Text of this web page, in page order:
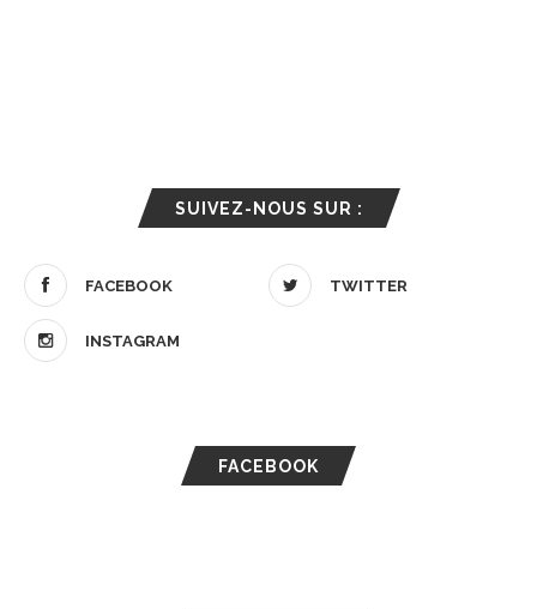
SUIVEZ-NOUS SUR :
FACEBOOK TWITTER
INSTAGRAM
FACEBOOK